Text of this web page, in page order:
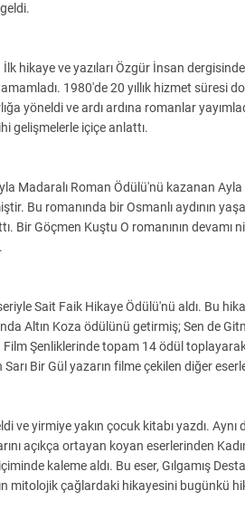
hikaye ve yazıları Özgür İnsan
1980'de 20 yıllık hizmet süresi
yöneldi ve ardı ardına romanlar
gelişmelerle içiçe anlattı.
Madaralı Roman Ödülü'nü kazanan
Bu romanında bir Osmanlı aydının
Bir Göçmen Kuştu O romanının devamı
Sait Faik Hikaye Ödülü'nü aldı. Bu
Altın Koza ödülünü getirmiş; Sen de
Film Şenliklerinde topam 14 ödül
Bir Gül yazarın filme çekilen diğer
yirmiye yakın çocuk kitabı yazdı. Aynı
açıkça ortayan koyan eserlerinden
kaleme aldı. Bu eser, Gılgamış
mitolojik çağlardaki hikayesini bugünkü